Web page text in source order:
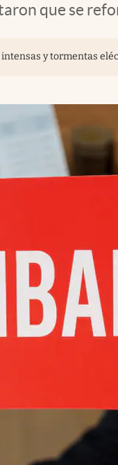
que se
y tormentas